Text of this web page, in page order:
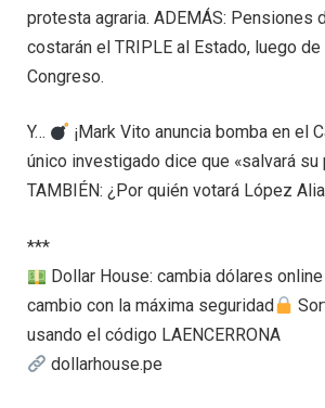
protesta agraria. ADEMÁS: Pensiones
costarán el TRIPLE al Estado, luego
Congreso.
Y…
¡Mark Vito anuncia bomba en el
único investigado dice que «salvará su
TAMBIÉN: ¿Por quién votará López
***
Dollar House: cambia dólares
cambio con la máxima seguridad
usando el código LAENCERRONA
dollarhouse.pe